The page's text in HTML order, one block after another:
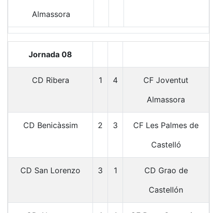
Almassora
Jornada 08
CD Ribera 1 4
CF Joventut
Almassora
CD Benicàssim 2 3
CF Les Palmes de
Castelló
CD San Lorenzo 3 1
CD Grao de
Castellón